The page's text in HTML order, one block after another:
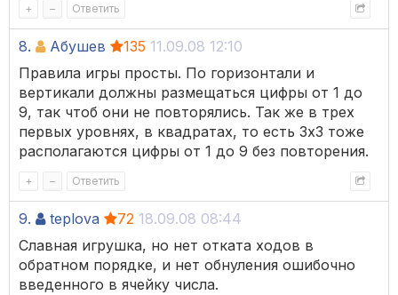
+ – Ответить
8. Абушев 135 11.09.08 12:10
Правила игры просты. По горизонтали и
вертикали должны размещаться цифры от 1 до
9, так чтоб они не повторялись. Так же в трех
первых уровнях, в квадратах, то есть 3х3 тоже
располагаются цифры от 1 до 9 без повторения.
+ – Ответить
9. teplova 72 18.09.08 08:44
Славная игрушка, но нет отката ходов в
обратном порядке, и нет обнуления ошибочно
введенного в ячейку числа.